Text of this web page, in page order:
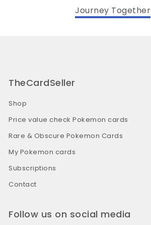
Journey Together
TheCardSeller
Shop
Price value check Pokemon cards
Rare & Obscure Pokemon Cards
My Pokemon cards
Subscriptions
Contact
Follow us on social media